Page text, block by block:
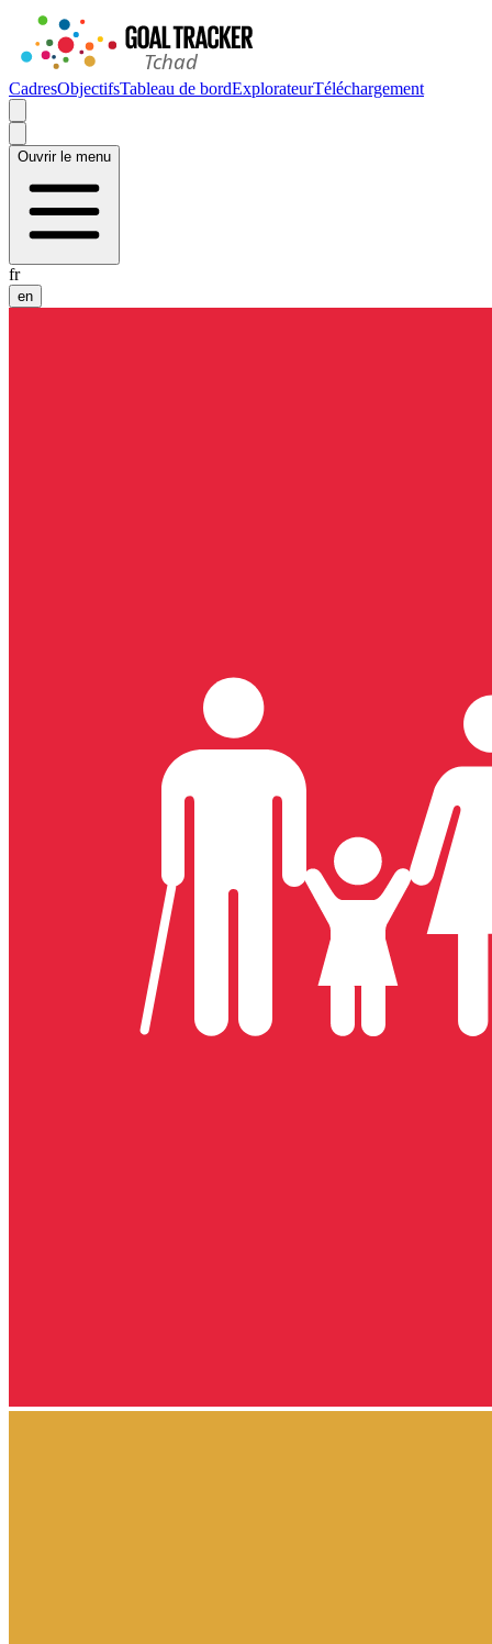
CadresObjectifsTableau de bordExplorateurTéléchargement
Ouvrir le menu
fr
en